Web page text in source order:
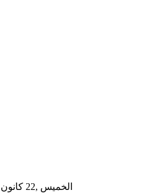
GMT 18:37 2026 الخميس ,22 كانون الثاني / يناير